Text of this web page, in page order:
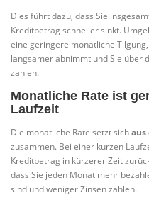
Dies führt dazu, dass Sie
Kreditbetrag schneller sinkt.
eine geringere monatliche
langsamer abnimmt und Sie über
zahlen.
Monatliche Rate ist
Laufzeit
Die monatliche Rate setzt sichaus
zusammen. Bei einer kurzen
Kreditbetrag in kürzerer Zeit
dass Sie jeden Monat mehr
sind und weniger Zinsen zahlen.